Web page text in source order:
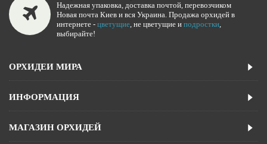
Надежная упаковка, доставка почтой, перевозчиком
Новая почта Киев и вся Украина. Продажа орхидей в
интернете - цветущие, не цветущие и подростки,
выбирайте!
ОРХИДЕИ МИРА
ИНФОРМАЦИЯ
МАГАЗИН ОРХИДЕЙ